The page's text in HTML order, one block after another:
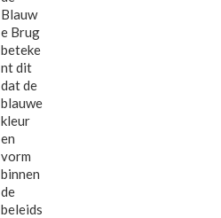
Blauw
e Brug
beteke
nt dit
dat de
blauwe
kleur
en
vorm
binnen
de
beleids